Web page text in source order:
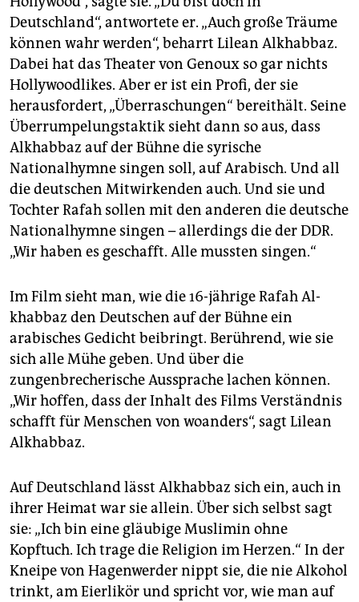
Deutschland“, antwortete er. „Auch große Träume
können wahr werden“, beharrt Lilean Alkhabbaz.
Dabei hat das Theater von Genoux so gar nichts
Hollywoodlikes. Aber er ist ein Profi, der sie
herausfordert, „Überraschungen“ bereithält. Seine
Überrumpelungstaktik sieht dann so aus, dass
Alkhabbaz auf der Bühne die syrische
Nationalhymne singen soll, auf Arabisch. Und all
die deutschen Mitwirkenden auch. Und sie und
Tochter Rafah sollen mit den anderen die deutsche
Nationalhymne singen – allerdings die der DDR.
„Wir haben es geschafft. Alle mussten singen.“
Im Film sieht man, wie die 16-jährige Rafah Al­
khabbaz den Deutschen auf der Bühne ein
arabisches Gedicht beibringt. Berührend, wie sie
sich alle Mühe geben. Und über die
zungenbrecherische Aussprache lachen können.
„Wir hoffen, dass der Inhalt des Films Verständnis
schafft für Menschen von woanders“, sagt Lilean
Alkhabbaz.
Auf Deutschland lässt Alkhabbaz sich ein, auch in
ihrer Heimat war sie allein. Über sich selbst sagt
sie: „Ich bin eine gläubige Muslimin ohne
Kopftuch. Ich trage die Religion im Herzen.“ In der
Kneipe von Hagenwerder nippt sie, die nie Alkohol
trinkt, am Eierlikör und spricht vor, wie man auf